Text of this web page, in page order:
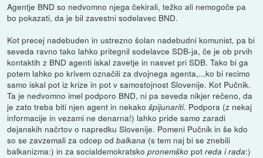
Agentje BND so nedvomno njega čekirali, težko ali nemogoče pa
bo pokazati, da je bil zavestni sodelavec BND.
Kot precej nadebuden in ustrezno šolan nadebudni komunist, pa bi
seveda ravno tako lahko pritegnil sodelavce SDB-ja, če je ob prvih
kontaktih z BND agenti iskal zavetje in nasvet pri SDB. Tako bi ga
potem lahko po krivem označili za dvojnega agenta,...ko bi recimo
samo iskal pot iz krize in pot v samostojnost Slovenije. Kot Pučnik.
Ta je nedvomno imel podporo BND, ni pa seveda nikjer rečeno, da
je zato treba biti njen agent in nekakošpijunariti. Podpora (z nekaj
informacije in vezami ne denarna!) lahko pride samo zaradi
dejanskih načrtov o napredku Slovenije. Pomeni Pučnik in še kdo
so se zavzemali za odcep odbalkana (s tem naj bi se znebili
balkanizma:) in za socialdemokratskopronemško potreda i rada:)